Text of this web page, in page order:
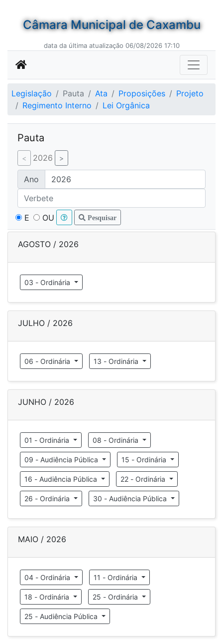
Câmara Municipal de Caxambu
data da última atualização 06/08/2026 17:10
Legislação Pauta Ata Proposições
Projeto
Regimento Interno
Lei Orgânica
Pauta
2026
Ano
E OU Pesquisar
AGOSTO / 2026
03 - Ordinária
JULHO / 2026
06 - Ordinária 13 - Ordinária
JUNHO / 2026
01 - Ordinária 08 - Ordinária
09 - Audiência Pública 15 - Ordinária
16 - Audiência Pública 22 - Ordinária
26 - Ordinária 30 - Audiência Pública
MAIO / 2026
04 - Ordinária 11 - Ordinária
18 - Ordinária 25 - Ordinária
25 - Audiência Pública